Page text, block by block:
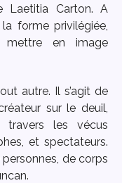
Laetitia Carton. A
forme privilégiée,
mettre en image
autre. Il s’agit de
sur le deuil,
travers les vécus
et spectateurs.
de corps